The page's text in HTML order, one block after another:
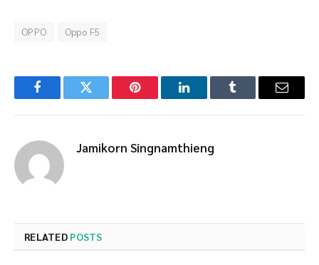
OPPO Oppo F5
FacebookTwitter Pinterest LinkedInTumblr Email
Jamikorn Singnamthieng
RELATED POSTS